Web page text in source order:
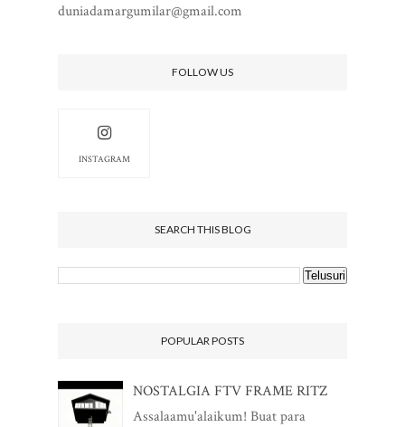
duniadamargumilar@gmail.com
FOLLOW US
INSTAGRAM
SEARCH THIS BLOG
POPULAR POSTS
NOSTALGIA FTV FRAME RITZ
Assalaamu'alaikum! Buat para